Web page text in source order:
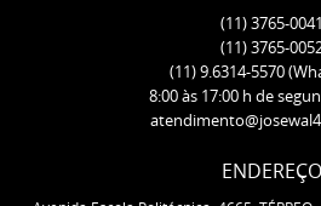
(11)3765-0041
(11)3765-
(11)9.6314-5570
8:00 às 17:00 h de
ENDEREÇO